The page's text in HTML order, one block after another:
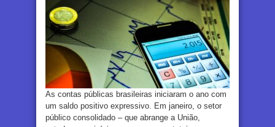
As contas públicas brasileiras iniciaram o ano com
um saldo positivo expressivo. Em janeiro, o setor
público consolidado – que abrange a União,